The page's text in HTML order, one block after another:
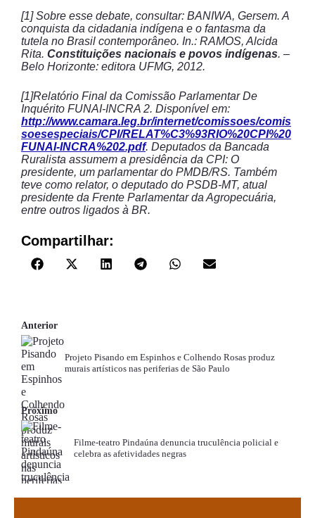
[1] Sobre esse debate, consultar: BANIWA, Gersem. A
conquista da cidadania indígena e o fantasma da
tutela no Brasil contemporâneo. In.: RAMOS, Alcida
Rita. Constituições nacionais e povos indígenas. –
Belo Horizonte: editora UFMG, 2012.
[1]Relatório Final da Comissão Parlamentar De
Inquérito FUNAI-INCRA 2. Disponível em:
http://www.camara.leg.br/internet/comissoes/comis
soesespeciais/CPI/RELAT%C3%93RIO%20CPI%20
FUNAI-INCRA%202.pdf. Deputados da Bancada
Ruralista assumem a presidência da CPI: O
presidente, um parlamentar do PMDB/RS. Também
teve como relator, o deputado do PSDB-MT, atual
presidente da Frente Parlamentar da Agropecuária,
entre outros ligados à BR.
Compartilhar:
Anterior
Projeto Pisando em Espinhos e Colhendo Rosas produz
murais artísticos nas periferias de São Paulo
Próximo
Filme-teatro Pindaúna denuncia truculência policial e
celebra as afetividades negras